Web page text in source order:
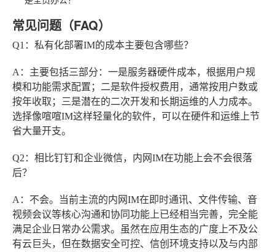
常见问题（FAQ）
Q1：私有化部署IM的成本主要包含哪些？
A：主要包括三部分：一是服务器硬件成本，根据用户规
模和功能需求配置；二是软件授权费用，通常按用户数或
按年收取；三是潜在的二次开发和长期运维的人力成本。
选择像喧喧IM这样轻量化的软件，可以在硬件和运维上节
省大量开支。
Q2：相比钉钉和企业微信，内网IM在功能上会不会很落
后？
A：不会。当前主流的内网IM在即时通讯、文件传输、音
视频会议等核心沟通和协同功能上已经相当完善，完全能
满足企业日常办公需求。虽然在应用生态的广度上不及公
有云巨头，但在数据安全可控、信创环境支持以及与内部